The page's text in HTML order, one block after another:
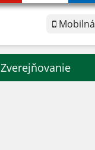
Zverejňovanie